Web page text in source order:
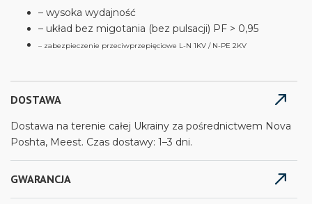
– wysoka wydajność
– układ bez migotania (bez pulsacji) PF > 0,95
– zabezpieczenie przeciwprzepięciowe L-N 1KV / N-PE 2KV
DOSTAWA
Dostawa na terenie całej Ukrainy za pośrednictwem Nova
Poshta, Meest. Czas dostawy: 1–3 dni.
GWARANCJA